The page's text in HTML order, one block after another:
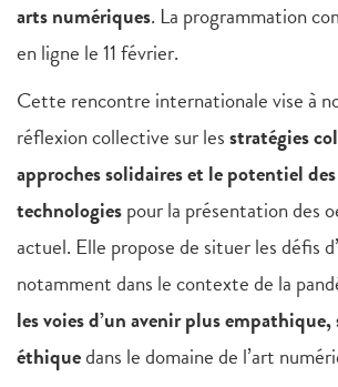
arts numériques. La programmation
en ligne le 11 février.
Cette rencontre internationale vise à
réflexion collective sur lesstratégies
approches solidaires et le potentiel
technologiespour la présentation des
actuel. Elle propose de situer les défis
notamment dans le contexte de la
les voies d’un avenir plus
éthiquedans le domaine de l’art